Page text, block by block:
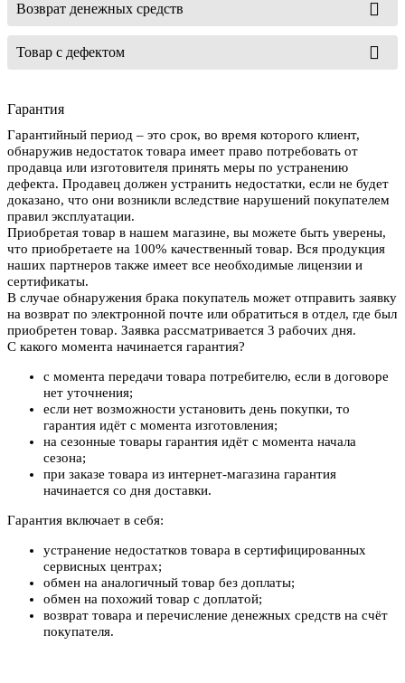
Возврат денежных средств
Товар с дефектом
Гарантия
Гарантийный период – это срок, во время которого клиент,
обнаружив недостаток товара имеет право потребовать от
продавца или изготовителя принять меры по устранению
дефекта. Продавец должен устранить недостатки, если не будет
доказано, что они возникли вследствие нарушений покупателем
правил эксплуатации.
Приобретая товар в нашем магазине, вы можете быть уверены,
что приобретаете на 100% качественный товар. Вся продукция
наших партнеров также имеет все необходимые лицензии и
сертификаты.
В случае обнаружения брака покупатель может отправить заявку
на возврат по электронной почте или обратиться в отдел, где был
приобретен товар. Заявка рассматривается 3 рабочих дня.
С какого момента начинается гарантия?
с момента передачи товара потребителю, если в договоре
нет уточнения;
если нет возможности установить день покупки, то
гарантия идёт с момента изготовления;
на сезонные товары гарантия идёт с момента начала
сезона;
при заказе товара из интернет-магазина гарантия
начинается со дня доставки.
Гарантия включает в себя:
устранение недостатков товара в сертифицированных
сервисных центрах;
обмен на аналогичный товар без доплаты;
обмен на похожий товар с доплатой;
возврат товара и перечисление денежных средств на счёт
покупателя.